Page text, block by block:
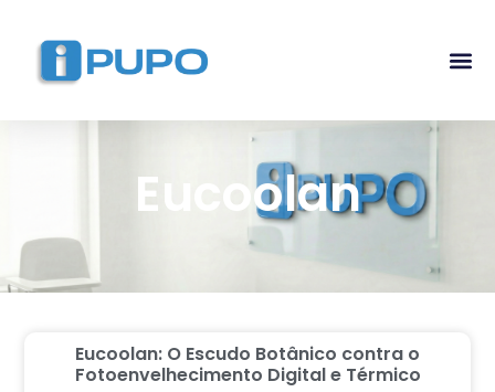
Eucoolan
Eucoolan: O Escudo Botânico contra o
Fotoenvelhecimento Digital e Térmico